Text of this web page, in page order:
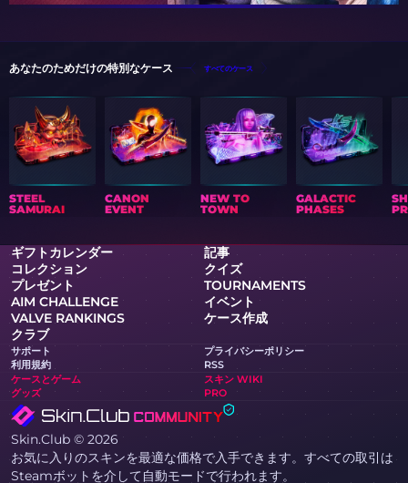
あなたのためだけの特別なケース すべてのケース
STEEL
SAMURAI
CANON
EVENT
NEW TO
TOWN
GALACTIC
PHASES
ギフトカレンダー
記事
コレクション
クイズ
プレゼント
TOURNAMENTS
AIM CHALLENGE
イベント
VALVE RANKINGS
ケース作成
クラブ
サポート
プライバシーポリシー
利用規約
RSS
ケースとゲーム
スキン WIKI
グッズ
PRO
Skin.Club © 2026
お気に入りのスキンを最適な価格で入手できます。すべての取引は
Steamボットを介して自動モードで行われます。